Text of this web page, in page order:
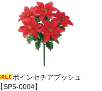
ポインセチアブッシュ
【SP5-0004】